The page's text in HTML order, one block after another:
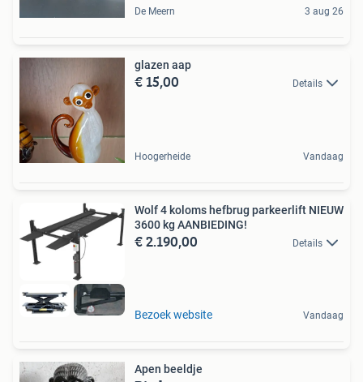
De Meern 3 aug 26
glazen aap
€ 15,00 Details
Hoogerheide Vandaag
Wolf 4 koloms hefbrug parkeerlift NIEUW
3600 kg AANBIEDING!
€ 2.190,00 Details
Bezoek website Vandaag
Apen beeldje